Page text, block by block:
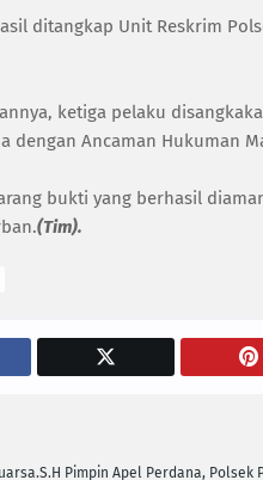
ditangkap Unit Reskrim
ketiga pelaku
dengan Ancaman Hukuman
bukti yang berhasil
(Tim).
Pimpin Apel Perdana, Polsek